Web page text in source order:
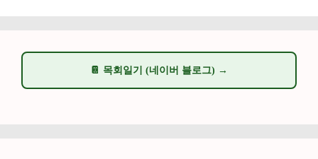
📔 목회일기 (네이버 블로그) →